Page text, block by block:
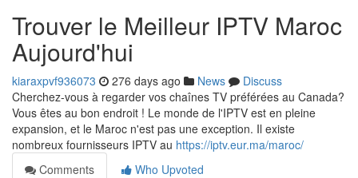
Trouver le Meilleur IPTV Maroc
Aujourd'hui
kiaraxpvf936073 276 days ago News
Discuss
Cherchez-vous à regarder vos chaînes TV préférées au Canada?
Vous êtes au bon endroit ! Le monde de l'IPTV est en pleine
expansion, et le Maroc n'est pas une exception. Il existe
nombreux fournisseurs IPTV au https://iptv.eur.ma/maroc/
Comments
Who Upvoted